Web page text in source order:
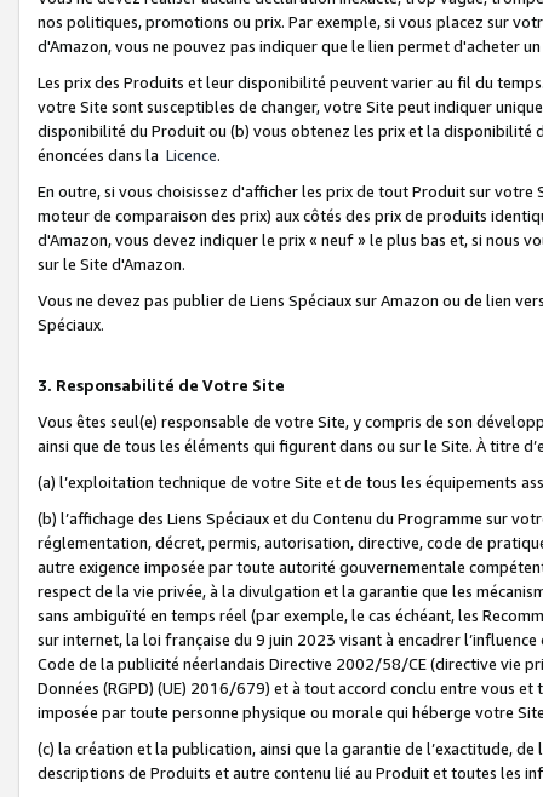
nos politiques, promotions ou prix. Par exemple, si vous placez sur
d'Amazon, vous ne pouvez pas indiquer que le lien permet d'acheter
Les prix des Produits et leur disponibilité peuvent varier au fil du
votre Site sont susceptibles de changer, votre Site peut indiquer
disponibilité du Produit ou (b) vous obtenez les prix et la disponibilité
énoncées dans la Licence.
En outre, si vous choisissez d'afficher les prix de tout Produit sur
moteur de comparaison des prix) aux côtés des prix de produits
d'Amazon, vous devez indiquer le prix « neuf » le plus bas et, si nous
sur le Site d'Amazon.
Vous ne devez pas publier de Liens Spéciaux sur Amazon ou de lien
Spéciaux.
3. Responsabilité de Votre Site
Vous êtes seul(e) responsable de votre Site, y compris de son
ainsi que de tous les éléments qui figurent dans ou sur le Site. À titre
(a) l’exploitation technique de votre Site et de tous les équipements
(b) l’affichage des Liens Spéciaux et du Contenu du Programme sur
réglementation, décret, permis, autorisation, directive, code de
autre exigence imposée par toute autorité gouvernementale
respect de la vie privée, à la divulgation et la garantie que les
sans ambiguïté en temps réel (par exemple, le cas échéant, les
sur internet, la loi française du 9 juin 2023 visant à encadrer
Code de la publicité néerlandais Directive 2002/58/CE (directive vie
Données (RGPD) (UE) 2016/679) et à tout accord conclu entre vous
imposée par toute personne physique ou morale qui héberge votre
(c) la création et la publication, ainsi que la garantie de l’exactitude,
descriptions de Produits et autre contenu lié au Produit et toutes les